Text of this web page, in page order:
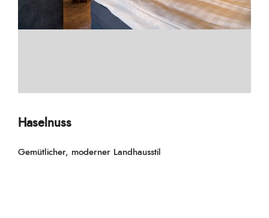
Haselnuss
Gemütlicher, moderner Landhausstil